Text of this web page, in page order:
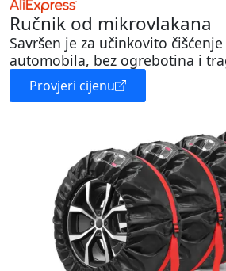
Ručnik od mikrovlakana
Savršen je za učinkovito
automobila, bez ogrebotina i
Provjeri cijenu